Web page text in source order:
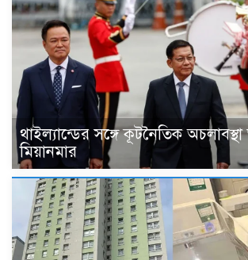
থাইল্যান্ডের সঙ্গে কূটনৈতিক
মিয়ানমার